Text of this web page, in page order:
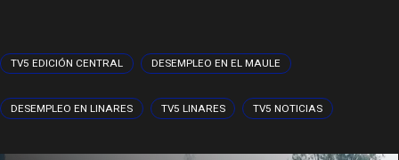
TV5 EDICIÓN CENTRAL DESEMPLEO EN EL MAULE
DESEMPLEO EN LINARES TV5 LINARES TV5 NOTICIAS